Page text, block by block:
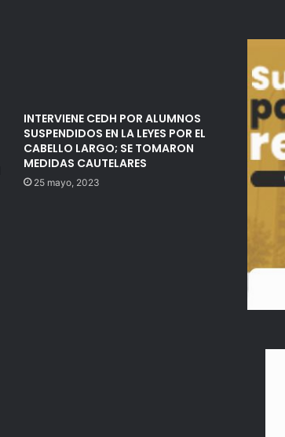
INTERVIENE CEDH POR ALUMNOS
SUSPENDIDOS EN LA LEYES POR EL
CABELLO LARGO; SE TOMARON
MEDIDAS CAUTELARES
25 mayo, 2023